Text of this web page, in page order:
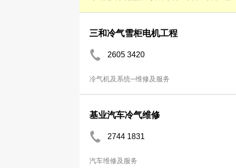
三和冷气雪柜电机工程
2605 3420
冷气机及系统─维修及服务
基业汽车冷气维修
2744 1831
汽车维修及服务